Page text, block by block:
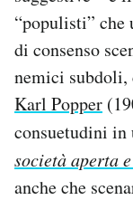
Area
Notifiche
Regala il Post
Hai bisogno
Esci
“populisti” che
di consenso
nemici
Karl Popper
consuetudini in
società aperta
anche che